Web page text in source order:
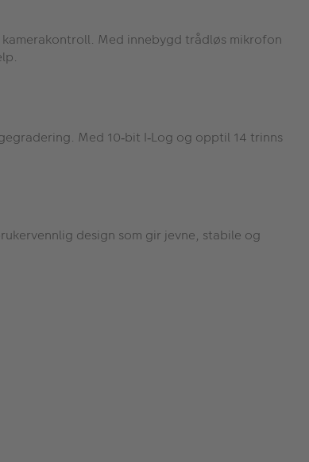
Med innebygd trådløs mikrofon
Med 10‑bit I‑Log og opptil 14 trinns
design som gir jevne, stabile og